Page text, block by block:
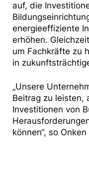
auf, die
energieeffiziente
erhöhen.
um Fachkräfte zu
in
„Unsere
Beitrag zu leisten,
Investitionen von
können“, so